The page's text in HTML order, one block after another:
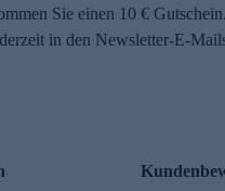
Sie einen 10 €
in den Newsletter-E-